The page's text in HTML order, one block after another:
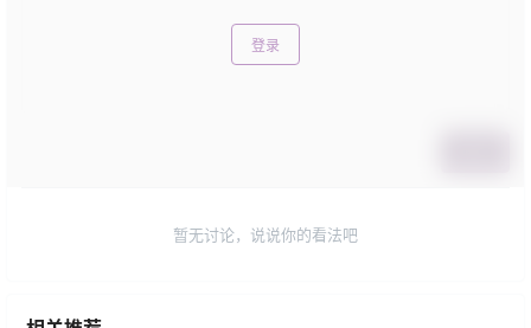
登录
暂无讨论，说说你的看法吧